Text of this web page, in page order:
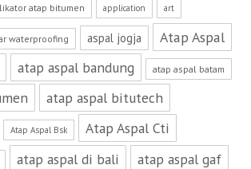
atap bitumen application art
waterproofing aspal jogja
Atap Aspal
atap aspal bandung atap aspal batam
atap aspal bitutech
Atap Aspal Bsk Atap Aspal Cti
atap aspal di bali
atap aspal gaf